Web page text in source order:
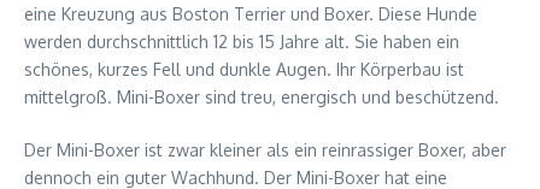
eine Kreuzung aus Boston Terrier und Boxer. Diese Hunde
werden durchschnittlich 12 bis 15 Jahre alt. Sie haben ein
schönes, kurzes Fell und dunkle Augen. Ihr Körperbau ist
mittelgroß. Mini-Boxer sind treu, energisch und beschützend.
Der Mini-Boxer ist zwar kleiner als ein reinrassiger Boxer, aber
dennoch ein guter Wachhund. Der Mini-Boxer hat eine